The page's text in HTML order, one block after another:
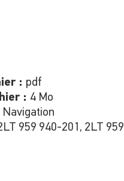
: pdf
: 4 Mo
Navigation
959 940-201, 2LT 959